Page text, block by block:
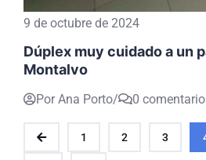
9 de octubre de 2024
Dúplex muy cuidado a un
Montalvo
Por Ana Porto/ 0
1 2 3